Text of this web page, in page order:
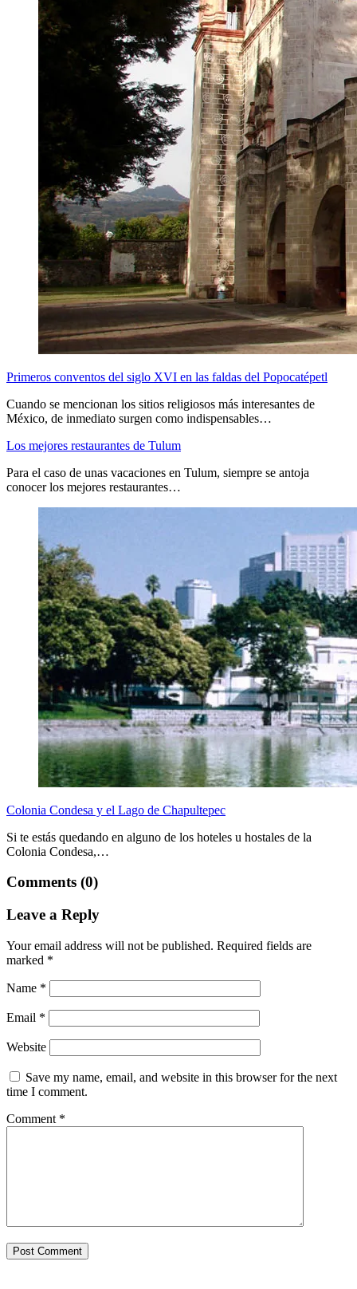
Primeros conventos del siglo XVI en las faldas del Popocatépetl
Cuando se mencionan los sitios religiosos más interesantes de
México, de inmediato surgen como indispensables…
Los mejores restaurantes de Tulum
Para el caso de unas vacaciones en Tulum, siempre se antoja
conocer los mejores restaurantes…
Colonia Condesa y el Lago de Chapultepec
Si te estás quedando en alguno de los hoteles u hostales de la
Colonia Condesa,…
Comments (0)
Leave a Reply
Your email address will not be published. Required fields are
marked *
Name *
Email *
Website
Save my name, email, and website in this browser for the next
time I comment.
Comment *